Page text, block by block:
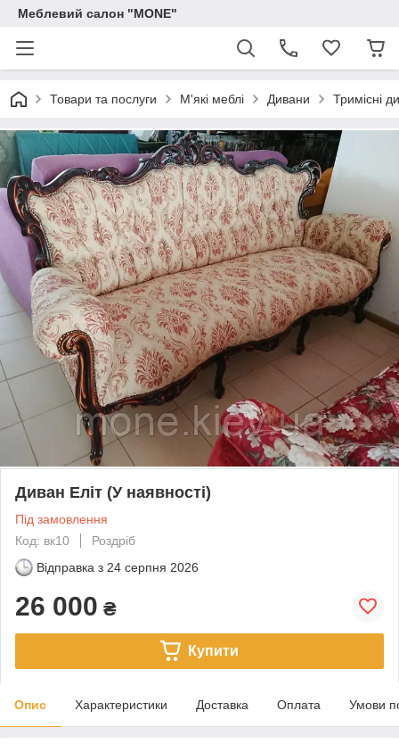
Меблевий салон "MONE"
Товари та послуги М'які меблі Дивани Тримісні
Диван Еліт (У наявності)
Під замовлення
Код: вк10
Роздріб
Відправка з 24 серпня 2026
26 000 ₴
Купити
Опис Характеристики Доставка Оплата Умови